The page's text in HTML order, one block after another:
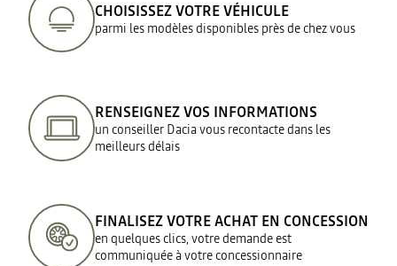
CHOISISSEZ VOTRE VÉHICULE
parmi les modèles disponibles près de chez vous
RENSEIGNEZ VOS INFORMATIONS
un conseiller Dacia vous recontacte dans les
meilleurs délais
FINALISEZ VOTRE ACHAT EN CONCESSION
en quelques clics, votre demande est
communiquée à votre concessionnaire